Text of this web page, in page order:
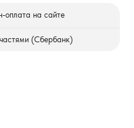
оплата на сайте
(Сбербанк)